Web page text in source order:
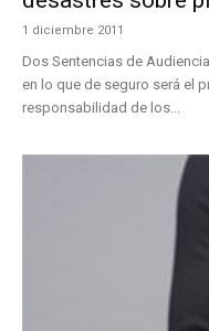
1 diciembre 2011
Dos Sentencias de
en lo que de seguro será el
responsabilidad de los...